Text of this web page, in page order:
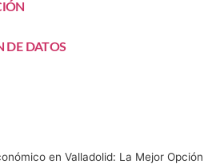
DE DATOS
en Valladolid: La Mejor Opción